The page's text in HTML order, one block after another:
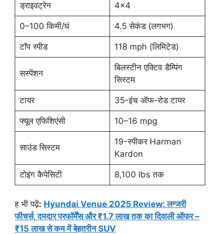
ड्राइवट्रेन 4×4
0–100 किमी/घं 4.5 सेकंड (लगभग)
टॉप स्पीड 118 mph (लिमिटेड)
सस्पेंशन
बिलस्टीन एक्टिव डैम्पिंग
सिस्टम
टायर 35-इंच ऑफ-रोड टायर
फ्यूल एफिशिएंसी 10–16 mpg
साउंड सिस्टम
19-स्पीकर Harman
Kardon
टोइंग कैपेसिटी 8,100 lbs तक
ह भी पढ़ें: Hyundai Venue 2025 Review: लग्जरी
फीचर्स, दमदार परफॉर्मेंस और ₹1.7 लाख तक का दिवाली ऑफर –
₹15 लाख से कम में बेहतरीन SUV